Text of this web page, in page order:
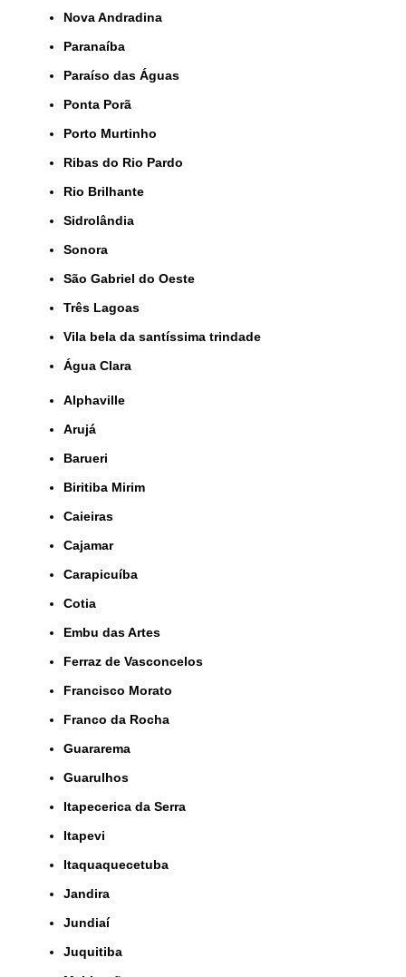
Nova Andradina
Paranaíba
Paraíso das Águas
Ponta Porã
Porto Murtinho
Ribas do Rio Pardo
Rio Brilhante
Sidrolândia
Sonora
São Gabriel do Oeste
Três Lagoas
Vila bela da santíssima trindade
Água Clara
Alphaville
Arujá
Barueri
Biritiba Mirim
Caieiras
Cajamar
Carapicuíba
Cotia
Embu das Artes
Ferraz de Vasconcelos
Francisco Morato
Franco da Rocha
Guararema
Guarulhos
Itapecerica da Serra
Itapevi
Itaquaquecetuba
Jandira
Jundiaí
Juquitiba